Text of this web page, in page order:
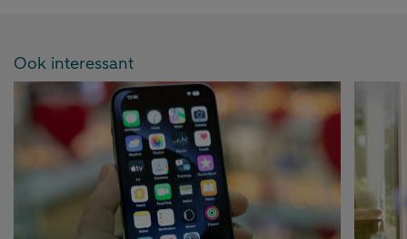
Ook interessant